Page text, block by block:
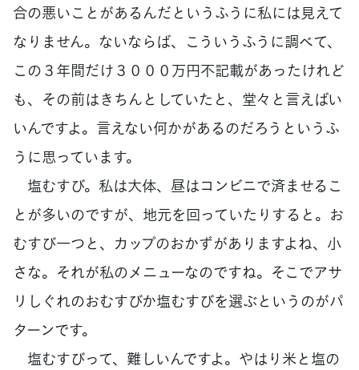
合の悪いことがあるんだというふうに私には見えて
なりません。ないならば、こういうふうに調べて、
この３年間だけ３０００万円不記載があったけれど
も、その前はきちんとしていたと、堂々と言えばい
いんですよ。言えない何かがあるのだろうというふ
うに思っています。
塩むすび。私は大体、昼はコンビニで済ませるこ
とが多いのですが、地元を回っていたりすると。お
むすび一つと、カップのおかずがありますよね、小
さな。それが私のメニューなのですね。そこでアサ
リしぐれのおむすびか塩むすびを選ぶというのがパ
ターンです。
塩むすびって、難しいんですよ。やはり米と塩の